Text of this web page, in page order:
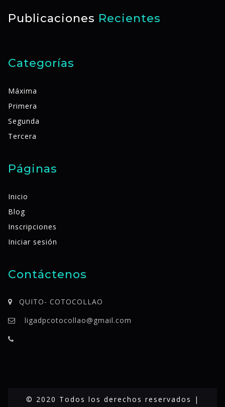
Publicaciones Recientes
Categorías
Máxima
Primera
Segunda
Tercera
Páginas
Inicio
Blog
Inscripciones
Iniciar sesión
Contáctenos
QUITO- COTOCOLLAO
ligadpcotocollao@gmail.com
© 2020 Todos los derechos reservados |